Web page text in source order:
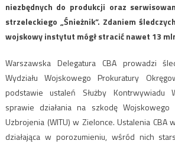
niezbędnych do produkcji oraz
strzeleckiego „Śnieżnik”. Zdaniem
wojskowy instytut mógł stracić nawet 13
Warszawska Delegatura CBA prowadzi
Wydziału Wojskowego Prokuratury
podstawie ustaleń Służby Kontrwywiadu
sprawie działania na szkodę Wojskowego
Uzbrojenia (WITU) w Zielonce. Ustalenia CBA
działająca w porozumieniu, wśród nich